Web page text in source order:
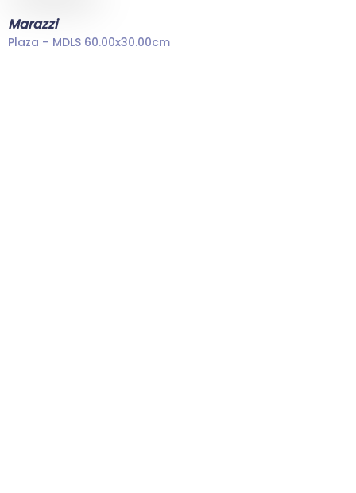
Marazzi
Plaza – MDLS 60.00x30.00cm